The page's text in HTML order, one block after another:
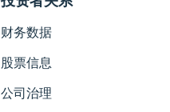
财务数据
股票信息
公司治理